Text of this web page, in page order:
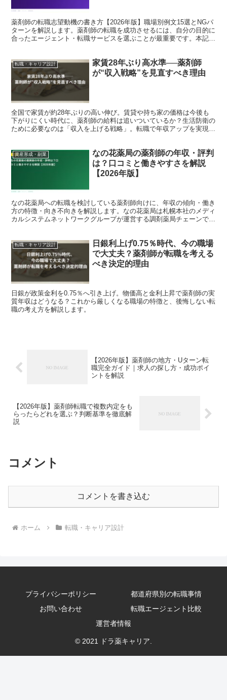
薬剤師の転職志望動機の書き方【2026年版】職場別例文15選とNGパ
ターンを解説します。薬剤師の転職を成功させるには、自分の目的に
合ったエージェント・転職サービスを選ぶことが最重要です。本記事
転職・キャリア設計
家賃28年ぶり高水準──薬剤師
が“収入戦略”を見直すべき理由
全国で家賃が約28年ぶりの高い伸び。賃貸や持ち家の価格は今後も
下がりにくい時代に、薬剤師の給料は追いついているか？生活防衛の
ために必要なのは「収入を上げる戦略」。転職で年収アップを実現す
資産形成・副業
なの花薬局の薬剤師の年収・評判
は？口コミと働きやすさを解説
【2026年版】
なの花薬局への転職を検討している薬剤師向けに、年収の傾向・働き
方の特徴・向き不向きを解説します。なの花薬局は札幌本社のメディ
カルシステムネットワークグループが運営する調剤薬局チェーンで、
転職・キャリア設計
日銀利上げ0.75％時代、今の職場
で大丈夫？薬剤師が転職を考える
べき決定的理由
日銀が政策金利を0.75％へ引き上げ。物価高と金利上昇で薬剤師の実
質年収はどうなる？これから厳しくなる職場の特徴と、後悔しない転
職の考え方を解説します。
【2026年版】薬剤師の地方・Uターン転
職完全ガイド｜求人の探し方・成功ポイ
ントを解説
【2026年版】薬剤師転職で複数内定をも
らったらどれを選ぶ？判断基準を徹底解
説
コメント
コメントを書き込む
ホーム 転職・キャリア設計
プライバシーポリシー
都道府県別の転職事情
お問い合わせ
転職エージェント比較
運営者情報
© 2021 ドラ薬キャリア.